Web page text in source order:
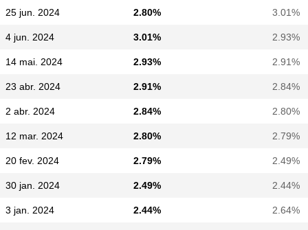
25 jun. 2024 2.80% 3.01%
4 jun. 2024 3.01% 2.93%
14 mai. 2024 2.93% 2.91%
23 abr. 2024 2.91% 2.84%
2 abr. 2024 2.84% 2.80%
12 mar. 2024 2.80% 2.79%
20 fev. 2024 2.79% 2.49%
30 jan. 2024 2.49% 2.44%
3 jan. 2024 2.44% 2.64%